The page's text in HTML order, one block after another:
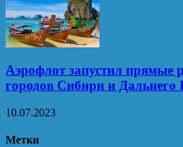
Аэрофлот запустил прямые
городов Сибири и Дальнего
10.07.2023
Метки